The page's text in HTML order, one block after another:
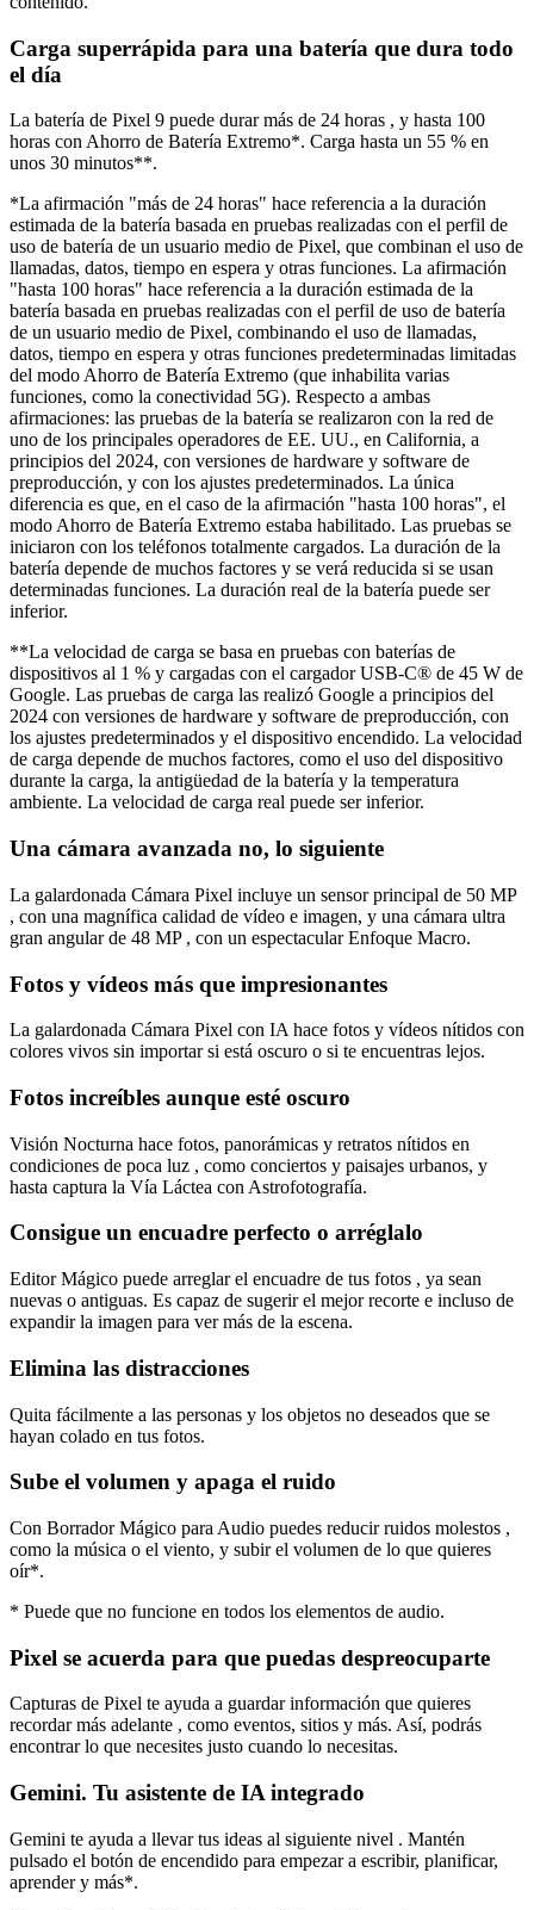
Carga superrápida para una batería que dura todo
el día
La batería de Pixel 9 puede durar más de 24 horas , y hasta 100
horas con Ahorro de Batería Extremo*. Carga hasta un 55 % en
unos 30 minutos**.
*La afirmación "más de 24 horas" hace referencia a la duración
estimada de la batería basada en pruebas realizadas con el perfil de
uso de batería de un usuario medio de Pixel, que combinan el uso de
llamadas, datos, tiempo en espera y otras funciones. La afirmación
"hasta 100 horas" hace referencia a la duración estimada de la
batería basada en pruebas realizadas con el perfil de uso de batería
de un usuario medio de Pixel, combinando el uso de llamadas,
datos, tiempo en espera y otras funciones predeterminadas limitadas
del modo Ahorro de Batería Extremo (que inhabilita varias
funciones, como la conectividad 5G). Respecto a ambas
afirmaciones: las pruebas de la batería se realizaron con la red de
uno de los principales operadores de EE. UU., en California, a
principios del 2024, con versiones de hardware y software de
preproducción, y con los ajustes predeterminados. La única
diferencia es que, en el caso de la afirmación "hasta 100 horas", el
modo Ahorro de Batería Extremo estaba habilitado. Las pruebas se
iniciaron con los teléfonos totalmente cargados. La duración de la
batería depende de muchos factores y se verá reducida si se usan
determinadas funciones. La duración real de la batería puede ser
inferior.
**La velocidad de carga se basa en pruebas con baterías de
dispositivos al 1 % y cargadas con el cargador USB-C® de 45 W de
Google. Las pruebas de carga las realizó Google a principios del
2024 con versiones de hardware y software de preproducción, con
los ajustes predeterminados y el dispositivo encendido. La velocidad
de carga depende de muchos factores, como el uso del dispositivo
durante la carga, la antigüedad de la batería y la temperatura
ambiente. La velocidad de carga real puede ser inferior.
Una cámara avanzada no, lo siguiente
La galardonada Cámara Pixel incluye un sensor principal de 50 MP
, con una magnífica calidad de vídeo e imagen, y una cámara ultra
gran angular de 48 MP , con un espectacular Enfoque Macro.
Fotos y vídeos más que impresionantes
La galardonada Cámara Pixel con IA hace fotos y vídeos nítidos con
colores vivos sin importar si está oscuro o si te encuentras lejos.
Fotos increíbles aunque esté oscuro
Visión Nocturna hace fotos, panorámicas y retratos nítidos en
condiciones de poca luz , como conciertos y paisajes urbanos, y
hasta captura la Vía Láctea con Astrofotografía.
Consigue un encuadre perfecto o arréglalo
Editor Mágico puede arreglar el encuadre de tus fotos , ya sean
nuevas o antiguas. Es capaz de sugerir el mejor recorte e incluso de
expandir la imagen para ver más de la escena.
Elimina las distracciones
Quita fácilmente a las personas y los objetos no deseados que se
hayan colado en tus fotos.
Sube el volumen y apaga el ruido
Con Borrador Mágico para Audio puedes reducir ruidos molestos ,
como la música o el viento, y subir el volumen de lo que quieres
oír*.
* Puede que no funcione en todos los elementos de audio.
Pixel se acuerda para que puedas despreocuparte
Capturas de Pixel te ayuda a guardar información que quieres
recordar más adelante , como eventos, sitios y más. Así, podrás
encontrar lo que necesites justo cuando lo necesitas.
Gemini. Tu asistente de IA integrado
Gemini te ayuda a llevar tus ideas al siguiente nivel . Mantén
pulsado el botón de encendido para empezar a escribir, planificar,
aprender y más*.